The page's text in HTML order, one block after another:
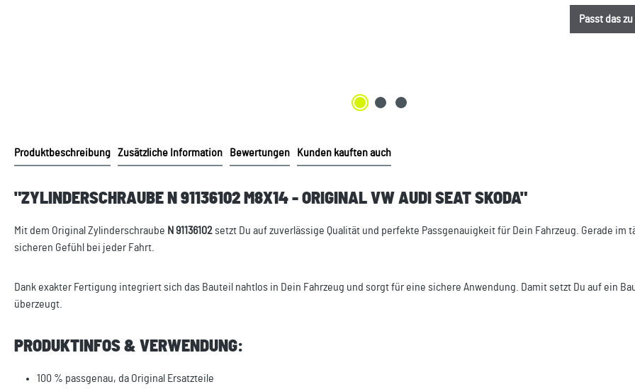
Passt das
Produktbeschreibung Zusätzliche Information Bewertungen Kunden kauften auch
"ZYLINDERSCHRAUBE N 91136102 M8X14 - ORIGINAL VW AUDI SEAT SKODA"
Mit dem Original Zylinderschraube N 91136102setzt Du auf zuverlässige Qualität und perfekte Passgenauigkeit für Dein Fahrzeug. Gerade
sicheren Gefühl bei jeder Fahrt.
Dank exakter Fertigung integriert sich das Bauteil nahtlos in Dein Fahrzeug und sorgt für eine sichere Anwendung. Damit setzt Du auf ein
überzeugt.
PRODUKTINFOS & VERWENDUNG:
100 % passgenau, da Original Ersatzteile